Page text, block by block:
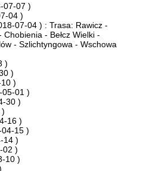
07-07 )
04 )
07-04 ) : Trasa: Rawicz -
- Bełcz Wielki -
- Szlichtyngowa - Wschowa
)
)
)
05-01 )
30 )
16 )
15 )
14 )
02 )
10 )